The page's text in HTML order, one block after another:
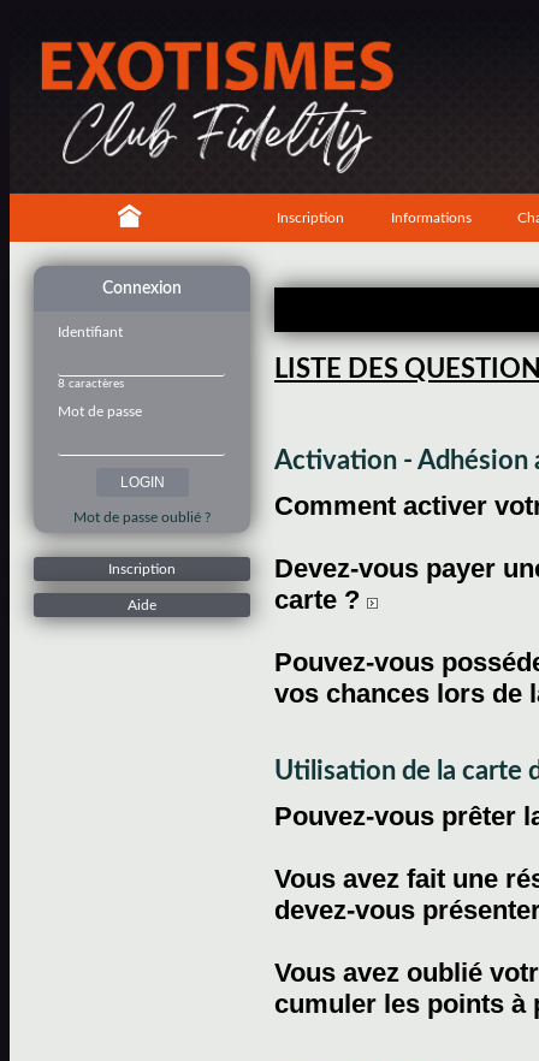
Inscription Informations
Connexion
Identifiant
8 caractères
Mot de passe
Mot de passe oublié ?
Inscription
Aide
LISTE DES
Activation - Adhésion
Comment activer
Devez-vous payer
carte ?
Pouvez-vous
vos chances lors de
Utilisation de la carte
Pouvez-vous prêter
Vous avez fait une
devez-vous
Vous avez oublié
cumuler les points